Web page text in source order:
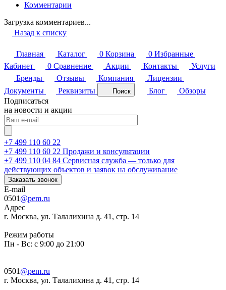
Комментарии
Загрузка комментариев...
Назад к списку
Главная Каталог 0 Корзина 0 Избранные
Кабинет
0 Сравнение Акции Контакты
Услуги
Бренды
Отзывы Компания
Лицензии
Документы
Реквизиты Поиск Блог
Обзоры
Подписаться
на новости и акции
+7 499 110 60 22
+7 499 110 60 22 Продажи и консультации
+7 499 110 04 84 Сервисная служба — только для
действующих объектов и заявок на обслуживание
Заказать звонок
E-mail
0501 @pem.ru
Адрес
г. Москва, ул. Талалихина д. 41, стр. 14
Режим работы
Пн - Вс: с 9:00 до 21:00
0501 @pem.ru
г. Москва, ул. Талалихина д. 41, стр. 14